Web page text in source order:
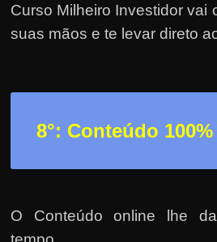
Curso Milheiro Investidor vai
suas mãos e te levar direto
8°: Conteúdo
O Conteúdo online lhe